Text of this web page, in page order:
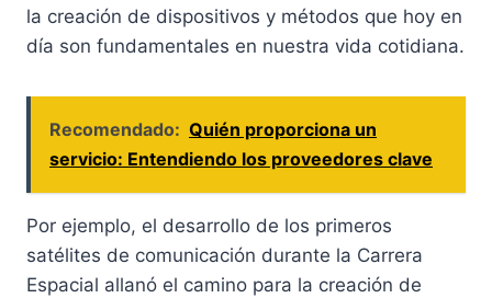
la creación de dispositivos y métodos que hoy en
día son fundamentales en nuestra vida cotidiana.
Recomendado: Quién proporciona un
servicio: Entendiendo los proveedores clave
Por ejemplo, el desarrollo de los primeros
satélites de comunicación durante la Carrera
Espacial allanó el camino para la creación de